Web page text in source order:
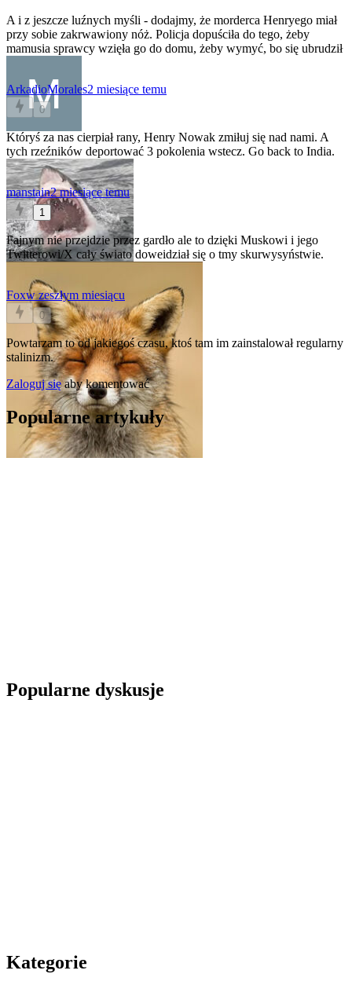
A i z jeszcze luźnych myśli - dodajmy, że morderca Henryego miał
przy sobie zakrwawiony nóż. Policja dopuściła do tego, żeby
mamusia sprawcy wzięła go do domu, żeby wymyć, bo się ubrudził
ArkadioMorales2 miesiące temu
0
Któryś za nas cierpiał rany, Henry Nowak zmiłuj się nad nami. A
tych rzeźników deportować 3 pokolenia wstecz. Go back to India.
manstain2 miesiące temu
1
Fajnym nie przejdzie przez gardło ale to dzięki Muskowi i jego
Twitterowi/X cały świato doweidział się o tmy skurwysyństwie.
Foxw zeszłym miesiącu
0
Powtarzam to od jakiegoś czasu, ktoś tam im zainstalował regularny
stalinizm.
Zaloguj sięaby komentować
Popularne artykuły
Popularne dyskusje
Kategorie